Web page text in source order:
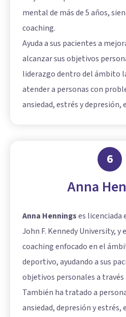
mental de más de 5 años,
coaching.
Ayuda a sus pacientes a
alcanzar sus objetivos
liderazgo dentro del ámbito
atender a personas con
ansiedad, estrés y
6
Anna
Anna Henningses licenciada
John F. Kennedy University, y
coaching enfocado en el
deportivo, ayudando a sus
objetivos personales a
También ha tratado a
ansiedad, depresión y estrés,